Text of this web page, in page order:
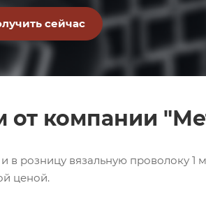
от компании
в розницу вязальную проволоку
ценой.